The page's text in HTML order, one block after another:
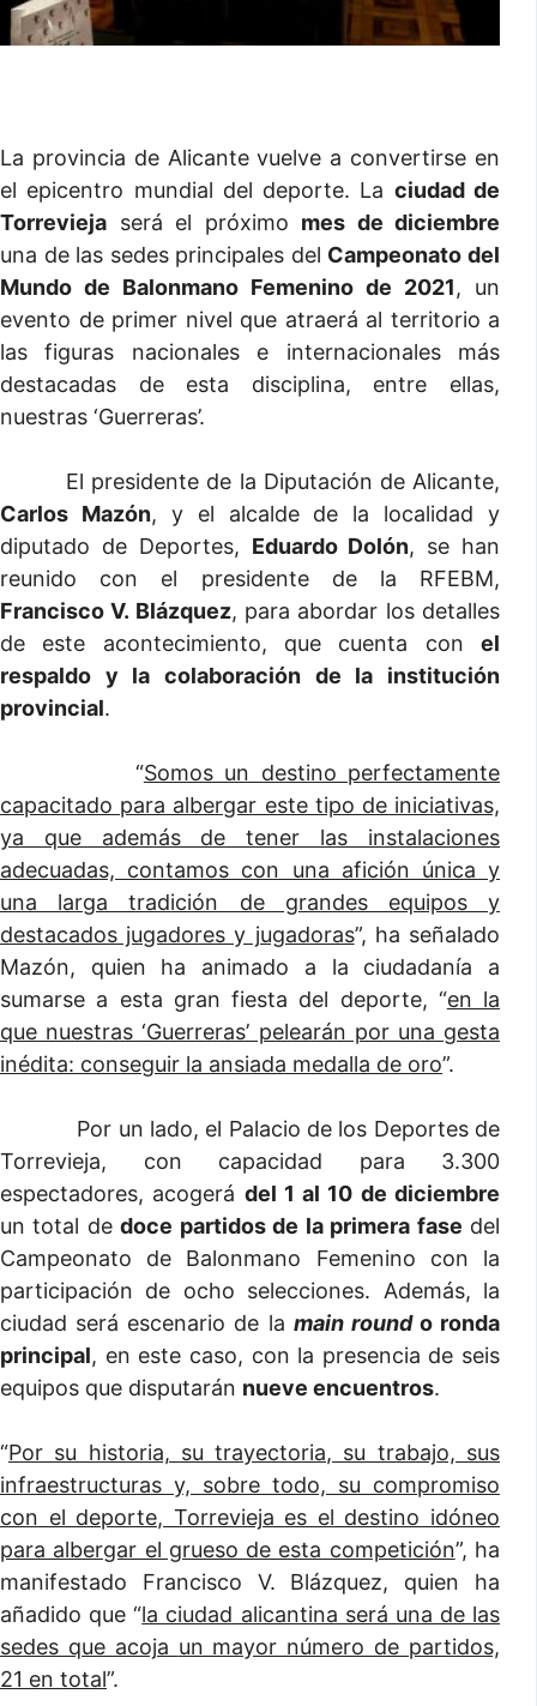
La provincia de Alicante vuelve a convertirse en
el epicentro mundial del deporte. La ciudad de
Torrevieja será el próximo mes de diciembre
una de las sedes principales del Campeonato del
Mundo de Balonmano Femenino de 2021, un
evento de primer nivel que atraerá al territorio a
las figuras nacionales e internacionales más
destacadas de esta disciplina, entre ellas,
nuestras ‘Guerreras’.
El presidente de la Diputación de Alicante,
Carlos Mazón, y el alcalde de la localidad y
diputado de Deportes, Eduardo Dolón, se han
reunido con el presidente de la RFEBM,
Francisco V. Blázquez, para abordar los detalles
de este acontecimiento, que cuenta con el
respaldo y la colaboración de la institución
provincial.
“Somos un destino perfectamente
capacitado para albergar este tipo de iniciativas,
ya que además de tener las instalaciones
adecuadas, contamos con una afición única y
una larga tradición de grandes equipos y
destacados jugadores y jugadoras”, ha señalado
Mazón, quien ha animado a la ciudadanía a
sumarse a esta gran fiesta del deporte, “en la
que nuestras ‘Guerreras’ pelearán por una gesta
inédita: conseguir la ansiada medalla de oro”.
Por un lado, el Palacio de los Deportes de
Torrevieja, con capacidad para 3.300
espectadores, acogerá del 1 al 10 de diciembre
un total dedoce partidos de la primera fase del
Campeonato de Balonmano Femenino con la
participación de ocho selecciones. Además, la
ciudad será escenario de la main roundo ronda
principal, en este caso, con la presencia de seis
equipos que disputarán nueve encuentros.
“Por su historia, su trayectoria, su trabajo, sus
infraestructuras y, sobre todo, su compromiso
con el deporte, Torrevieja es el destino idóneo
para albergar el grueso de esta competición”, ha
manifestado Francisco V. Blázquez, quien ha
añadido que “la ciudad alicantina será una de las
sedes que acoja un mayor número de partidos,
21 en total”.